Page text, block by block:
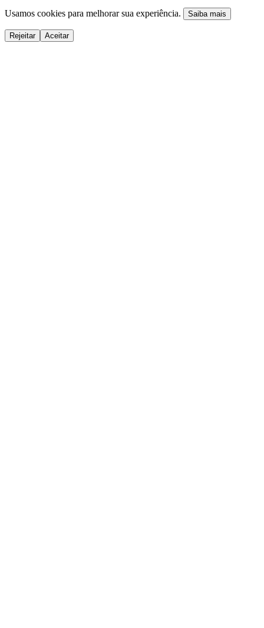
Usamos cookies para melhorar sua experiência. Saiba mais
Rejeitar Aceitar